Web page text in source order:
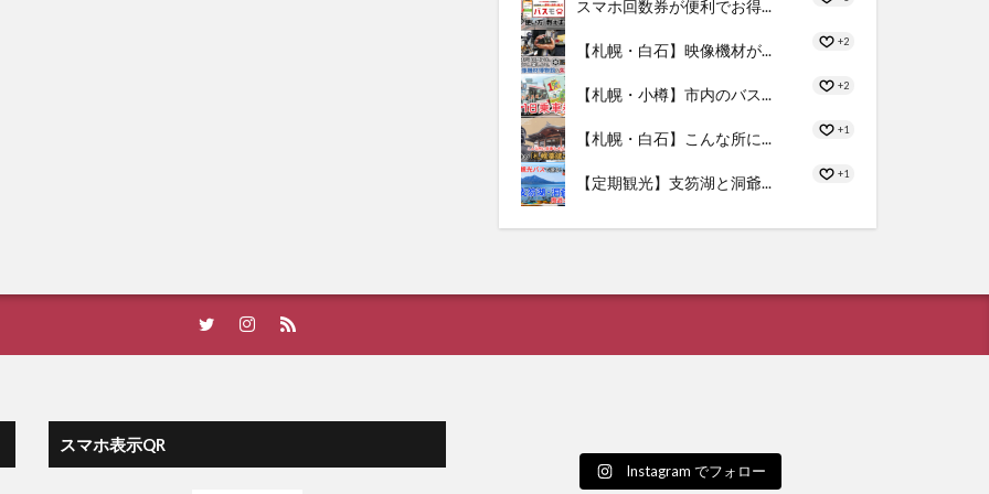
スマホ回数券が便利でお得...
【札幌・白石】映像機材が... +2
【札幌・小樽】市内のバス... +2
【札幌・白石】こんな所に... +1
【定期観光】支笏湖と洞爺... +1
スマホ表示QR
Instagram でフォロー